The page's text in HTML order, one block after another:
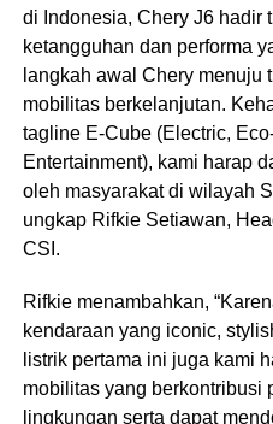
di Indonesia, Chery J6 hadir
ketangguhan dan performa
langkah awal Chery menuju
mobilitas berkelanjutan.
tagline E-Cube (Electric,
Entertainment), kami harap
oleh masyarakat di wilayah
ungkap Rifkie Setiawan,
CSI.
Rifkie menambahkan,
kendaraan yang iconic,
listrik pertama ini juga kami
mobilitas yang berkontribusi
lingkungan serta dapat